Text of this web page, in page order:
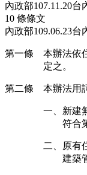
內政部107.11.20台
10 條條文
內政部109.06.23台
第一條 本辦法依
定之。
第二條 本辦法用
一、新建
符合
二、原有
建築